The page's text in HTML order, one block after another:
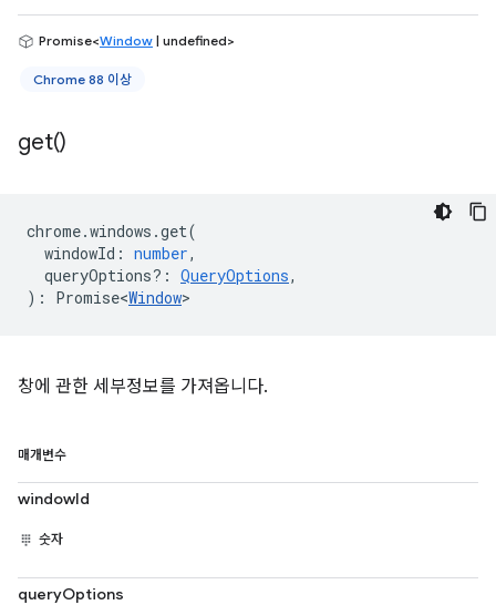
Promise<Window | undefined>
Chrome 88 이상
get()
chrome.windows .get(
windowId : number,
queryOptions? : QueryOptions,
) : Promise<Window>
창에 관한 세부정보를 가져옵니다.
매개변수
windowId
숫자
queryOptions